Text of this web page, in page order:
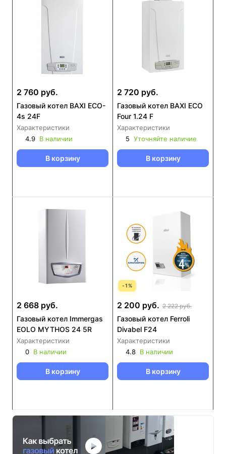
2 760 руб.
Газовый котел BAXI ECO-
4s 24F
Характеристики
4.9 В наличии
В корзину
2 720 руб.
Газовый котел BAXI ECO
Four 1.24 F
Характеристики
5 Уточняйте наличие
В корзину
2 668 руб.
Газовый котел Immergas
EOLO MYTHOS 24 5R
Характеристики
0 В наличии
В корзину
-1%
2 200 руб. 2 222 руб.
Газовый котел Ferroli
Divabel F24
Характеристики
4.8 В наличии
В корзину